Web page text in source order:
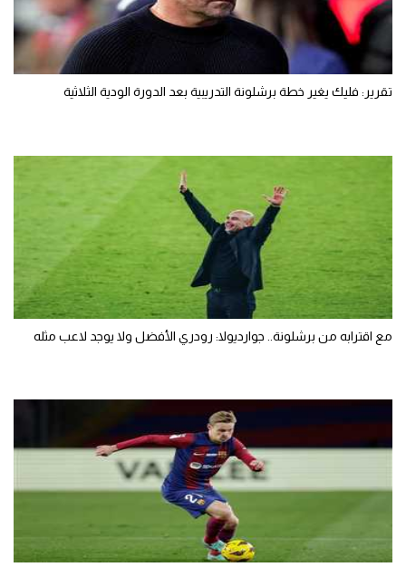
تقرير: فليك يغير خطة برشلونة التدريبية بعد الدورة الودية الثلاثية
مع اقترابه من برشلونة.. جوارديولا: رودري الأفضل ولا يوجد لاعب مثله